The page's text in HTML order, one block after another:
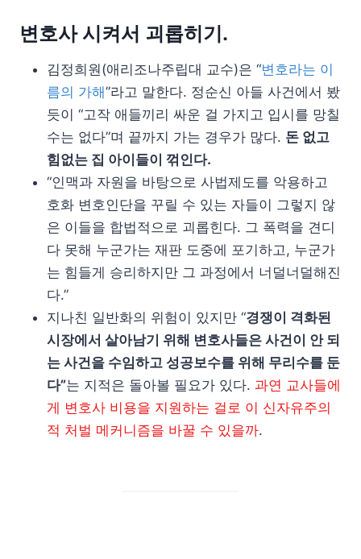
변호사 시켜서 괴롭히기.
김정희원(애리조나주립대 교수)은 “변호라는 이
름의 가해”라고 말한다. 정순신 아들 사건에서 봤
듯이 “고작 애들끼리 싸운 걸 가지고 입시를 망칠
수는 없다”며 끝까지 가는 경우가 많다. 돈 없고
힘없는 집 아이들이 꺾인다.
“인맥과 자원을 바탕으로 사법제도를 악용하고
호화 변호인단을 꾸릴 수 있는 자들이 그렇지 않
은 이들을 합법적으로 괴롭힌다. 그 폭력을 견디
다 못해 누군가는 재판 도중에 포기하고, 누군가
는 힘들게 승리하지만 그 과정에서 너덜너덜해진
다.”
지나친 일반화의 위험이 있지만 “경쟁이 격화된
시장에서 살아남기 위해 변호사들은 사건이 안 되
는 사건을 수임하고 성공보수를 위해 무리수를 둔
다”는 지적은 돌아볼 필요가 있다. 과연 교사들에
게 변호사 비용을 지원하는 걸로 이 신자유주의
적 처벌 메커니즘을 바꿀 수 있을까.